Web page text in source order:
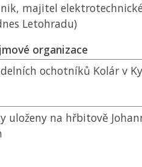
majitel
Letohradu)
organizace
ochotníků Kolár v
uloženy na hřbitově